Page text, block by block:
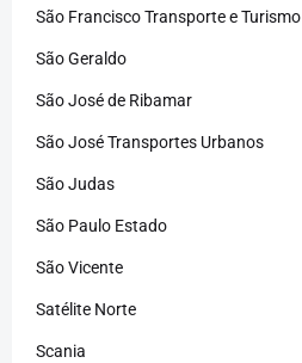
São Francisco Transporte e Turismo
São Geraldo
São José de Ribamar
São José Transportes Urbanos
São Judas
São Paulo Estado
São Vicente
Satélite Norte
Scania